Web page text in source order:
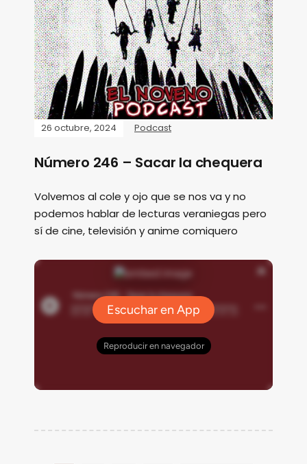
26 octubre, 2024 Podcast
Número 246 – Sacar la chequera
Volvemos al cole y ojo que se nos va y no
podemos hablar de lecturas veraniegas pero
sí de cine, televisión y anime comiquero